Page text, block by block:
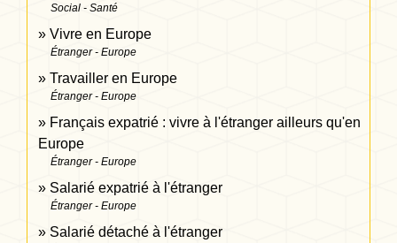
Social - Santé
Vivre en Europe
Étranger - Europe
Travailler en Europe
Étranger - Europe
Français expatrié : vivre à l'étranger ailleurs qu'en
Europe
Étranger - Europe
Salarié expatrié à l'étranger
Étranger - Europe
Salarié détaché à l'étranger